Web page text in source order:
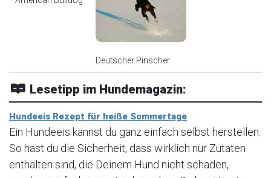
Deutscher Pinscher
Lesetipp im Hundemagazin:
Hundeeis Rezept für heiße Sommertage
Ein Hundeeis kannst du ganz einfach selbst herstellen.
So hast du die Sicherheit, dass wirklich nur Zutaten
enthalten sind, die Deinem Hund nicht schaden,